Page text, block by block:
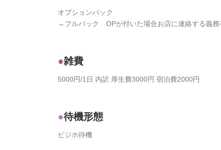
オプションバック
→フルバック OPが付いた場合お店に連絡する義務
雑費
5000円/1日 内訳 厚生費3000円 宿泊費2000円
待機形態
ビジホ待機